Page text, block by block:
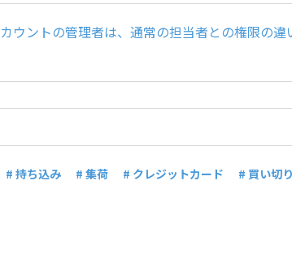
ウントの管理者は、通常の担当者との権限の違
# 持ち込み # 集荷 # クレジットカード # 買い切り